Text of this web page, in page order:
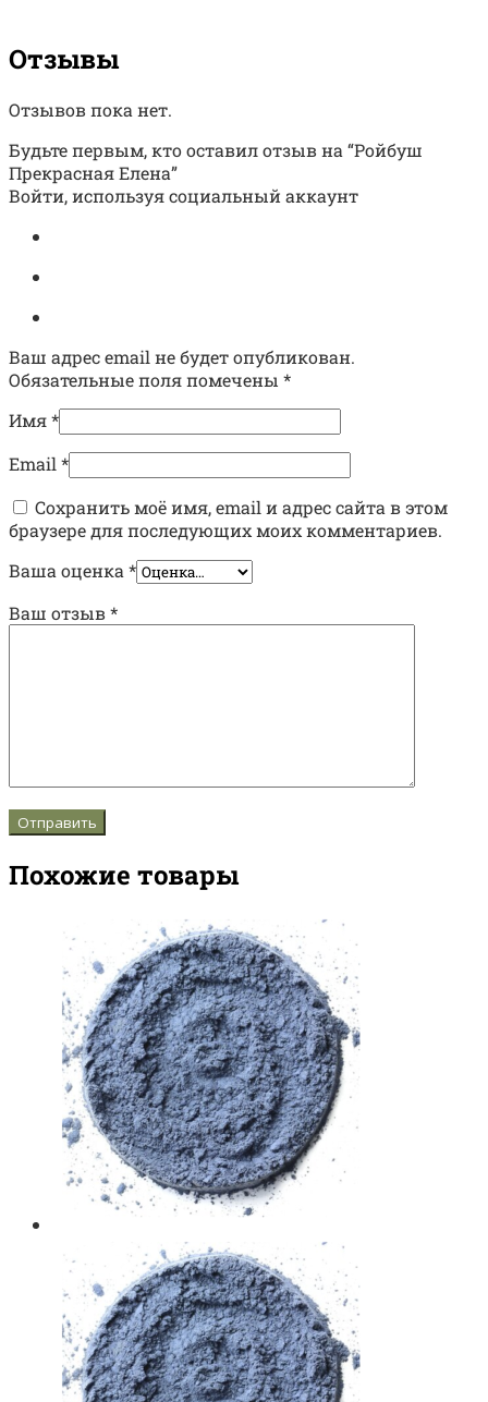
Отзывы
Отзывов пока нет.
Будьте первым, кто оставил отзыв на “Ройбуш
Прекрасная Елена”
Войти, используя социальный аккаунт
Ваш адрес email не будет опубликован.
Обязательные поля помечены *
Имя*
Email *
Сохранить моё имя, email и адрес сайта в этом
браузере для последующих моих комментариев.
Ваша оценка *
Ваш отзыв*
Похожие товары